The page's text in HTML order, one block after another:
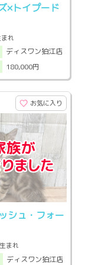
×トイプード
れ
ディスワン狛江店
180,000円
お気に入り
シュ・フォー
まれ
ディスワン狛江店